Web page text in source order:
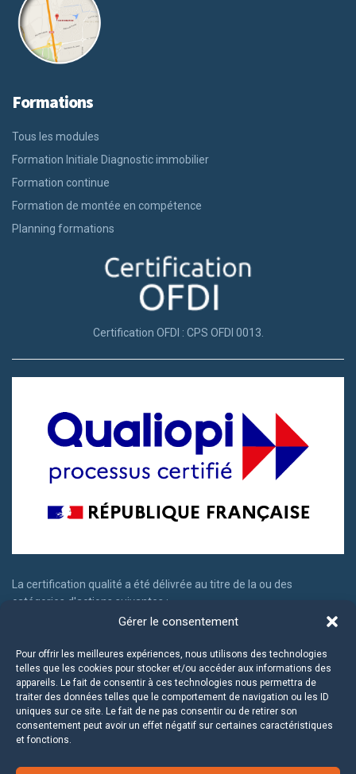
Gérer le consentement
Pour offrir les meilleures expériences, nous utilisons des technologies
telles que les cookies pour stocker et/ou accéder aux informations des
appareils. Le fait de consentir à ces technologies nous permettra de
traiter des données telles que le comportement de navigation ou les ID
uniques sur ce site. Le fait de ne pas consentir ou de retirer son
consentement peut avoir un effet négatif sur certaines caractéristiques
et fonctions.
Formations
Tous les modules
Formation Initiale Diagnostic immobilier
Formation continue
Formation de montée en compétence
Planning formations
Certification OFDI : CPS OFDI 0013.
La certification qualité a été délivrée au titre de la ou des
catégories d'actions suivantes :
Actions de formation